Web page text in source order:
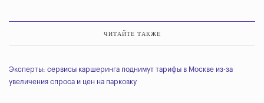
ЧИТАЙТЕ ТАКЖЕ
Эксперты: сервисы каршеринга поднимут тарифы в Москве из-за
увеличения спроса и цен на парковку